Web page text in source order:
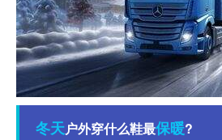
冬天户外穿什么鞋最保暖?